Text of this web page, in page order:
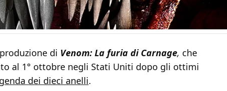
di Venom: La furia di Carnage, che
al 1° ottobre negli Stati Uniti dopo gli ottimi
dei dieci anelli.